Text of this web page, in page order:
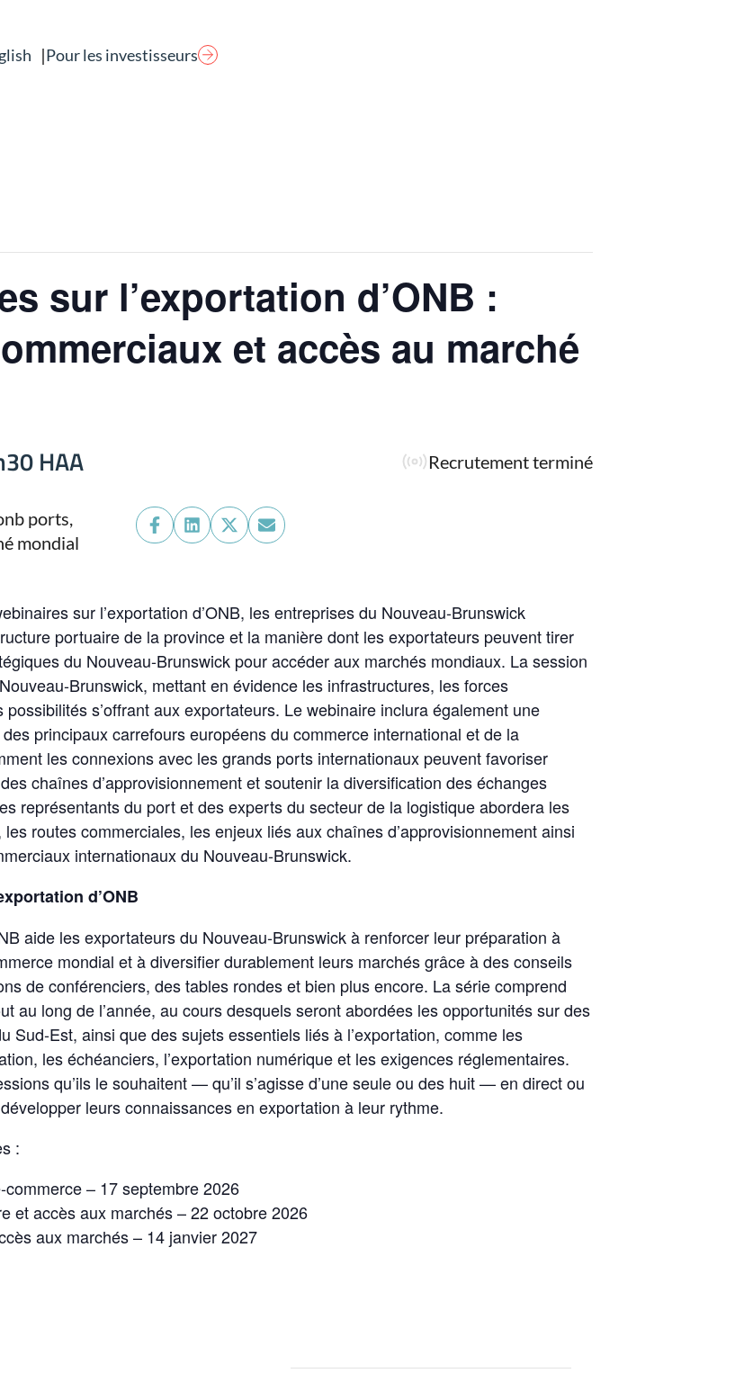
|Pour les investisseurs
sur l’exportation d’ONB :
et accès au marché
HAA Recrutement terminé
ShareShareShareShare
sur l’exportation d’ONB, les entreprises du Nouveau-Brunswick
portuaire de la province et la manière dont les exportateurs peuvent tirer
du Nouveau-Brunswick pour accéder aux marchés mondiaux. La session
Brunswick, mettant en évidence les infrastructures, les forces
s’offrant aux exportateurs. Le webinaire inclura également une
principaux carrefours européens du commerce international et de la
les connexions avec les grands ports internationaux peuvent favoriser
chaînes d’approvisionnement et soutenir la diversification des échanges
représentants du port et des experts du secteur de la logistique abordera les
routes commerciales, les enjeux liés aux chaînes d’approvisionnement ainsi
internationaux du Nouveau-Brunswick.
d’ONB
aide les exportateurs du Nouveau‑Brunswick à renforcer leur préparation à
mondial et à diversifier durablement leurs marchés grâce à des conseils
de conférenciers, des tables rondes et bien plus encore. La série comprend
au long de l’année, au cours desquels seront abordées les opportunités sur des
Sud‑Est, ainsi que des sujets essentiels liés à l’exportation, comme les
les échéanciers, l’exportation numérique et les exigences réglementaires.
qu’ils le souhaitent — qu’il s’agisse d’une seule ou des huit — en direct ou
leurs connaissances en exportation à leur rythme.
:
– 17 septembre 2026
et accès aux marchés – 22 octobre 2026
aux marchés – 14 janvier 2027